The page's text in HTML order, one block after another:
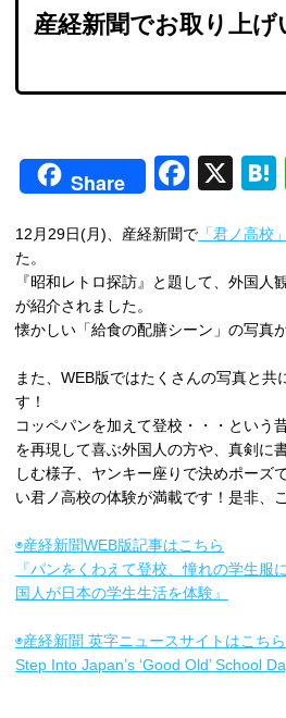
NEWS
産経新聞でお取り上
Share X
12月29日(月)、産経新聞で 「君ノ高校」
た。
『昭和レトロ探訪』と題して、外国人
が紹介されました。
懐かしい「給食の配膳シーン」の写真
また、WEB版ではたくさんの写真と共
す！
コッペパンを加えて登校・・・という
を再現して喜ぶ外国人の方や、真剣に
しむ様子、ヤンキー座りで決めポーズ
い君ノ高校の体験が満載です！是非、
◉産経新聞WEB版記事はこちら
『パンをくわえて登校、憧れの学生
国人が日本の学生生活を体験』
◉産経新聞 英字ニュースサイトはこちら
Step Into Japan’s ‘Good Old’ School